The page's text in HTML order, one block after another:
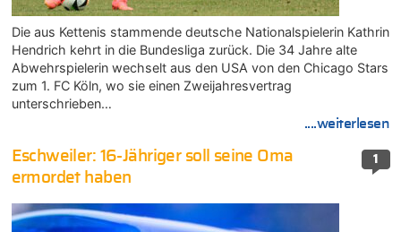
Die aus Kettenis stammende deutsche Nationalspielerin Kathrin
Hendrich kehrt in die Bundesliga zurück. Die 34 Jahre alte
Abwehrspielerin wechselt aus den USA von den Chicago Stars
zum 1. FC Köln, wo sie einen Zweijahresvertrag
unterschrieben…
....weiterlesen
1
Eschweiler: 16-Jähriger soll seine Oma
ermordet haben